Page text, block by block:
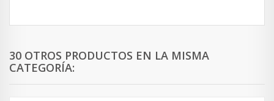
30 OTROS PRODUCTOS EN LA MISMA
CATEGORÍA: